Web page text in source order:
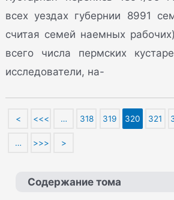
всех уездах губернии 8991
считая семей наемных
всего числа пермских
исследователи, на-
< <<< … 318 319 320 321
… >>> >
Содержание тома